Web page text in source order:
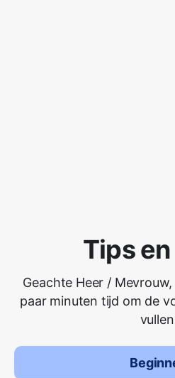
Tips
Geachte Heer /
paar minuten tijd om de